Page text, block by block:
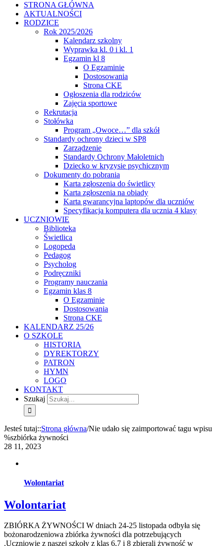
STRONA GŁÓWNA
AKTUALNOŚCI
RODZICE
Rok 2025/2026
Kalendarz szkolny
Wyprawka kl. 0 i kl. 1
Egzamin kl 8
O Egzaminie
Dostosowania
Strona CKE
Ogłoszenia dla rodziców
Zajęcia sportowe
Rekrutacja
Stołówka
Program „Owoce…” dla szkół
Standardy ochrony dzieci w SP8
Zarządzenie
Standardy Ochrony Małoletnich
Dziecko w kryzysie psychicznym
Dokumenty do pobrania
Karta zgłoszenia do świetlicy
Karta zgłoszenia na obiady
Karta gwarancyjna laptopów dla uczniów
Specyfikacja komputera dla ucznia 4 klasy
UCZNIOWIE
Biblioteka
Świetlica
Logopeda
Pedagog
Psycholog
Podręczniki
Programy nauczania
Egzamin klas 8
O Egzaminie
Dostosowania
Strona CKE
KALENDARZ 25/26
O SZKOLE
HISTORIA
DYREKTORZY
PATRON
HYMN
LOGO
KONTAKT
Szukaj
Jesteś tutaj::Strona główna/Nie udało się zaimportować tagu wpisu
%szbiórka żywności
28 11, 2023
Wolontariat
Wolontariat
ZBIÓRKA ŻYWNOŚCI W dniach 24-25 listopada odbyła się
bożonarodzeniowa zbiórka żywności dla potrzebujących
.Uczniowie z naszej szkoły z klas 6,7 i 8 zbierali żywność w